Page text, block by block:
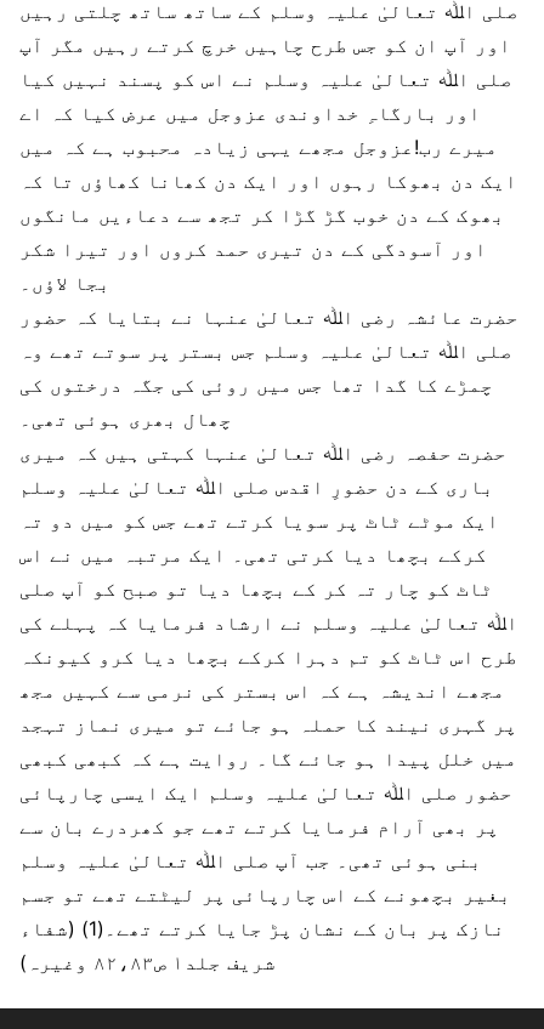
صلی اﷲ تعالیٰ علیہ وسلم کے ساتھ ساتھ چلتی رہیں
اور آپ ان کو جس طرح چاہیں خرچ کرتے رہیں مگر آپ
صلی اﷲ تعالیٰ علیہ وسلم نے اس کو پسند نہیں کیا
اور بارگاہِ خداوندی عزوجل میں عرض کیا کہ اے
میرے رب!عزوجل مجھے یہی زیادہ محبوب ہے کہ میں
ایک دن بھوکا رہوں اور ایک دن کھانا کھاؤں تا کہ
بھوک کے دن خوب گڑ گڑا کر تجھ سے دعاءیں مانگوں
اور آسودگی کے دن تیری حمد کروں اور تیرا شکر
بجا لاؤں۔
حضرت عائشہ رضی اﷲ تعالیٰ عنہا نے بتایا کہ حضور
صلی اﷲ تعالیٰ علیہ وسلم جس بستر پر سوتے تھے وہ
چمڑے کا گدا تھا جس میں روئی کی جگہ درختوں کی
چھال بھری ہوئی تھی۔
حضرت حفصہ رضی اﷲ تعالیٰ عنہا کہتی ہیں کہ میری
باری کے دن حضورِ اقدس صلی اﷲ تعالیٰ علیہ وسلم
ایک موٹے ٹاٹ پر سویا کرتے تھے جس کو میں دو تہ
کرکے بچھا دیا کرتی تھی۔ ایک مرتبہ میں نے اس
ٹاٹ کو چار تہ کر کے بچھا دیا تو صبح کو آپ صلی
اﷲ تعالیٰ علیہ وسلم نے ارشاد فرمایا کہ پہلے کی
طرح اس ٹاٹ کو تم دہرا کرکے بچھا دیا کرو کیونکہ
مجھے اندیشہ ہے کہ اس بستر کی نرمی سے کہیں مجھ
پر گہری نیند کا حملہ ہو جائے تو میری نماز تہجد
میں خلل پیدا ہو جائے گا۔ روایت ہے کہ کبھی کبھی
حضور صلی اﷲ تعالیٰ علیہ وسلم ایک ایسی چارپائی
پر بھی آرام فرمایا کرتے تھے جو کھردرے بان سے
بنی ہوئی تھی۔ جب آپ صلی اﷲ تعالیٰ علیہ وسلم
بغیر بچھونے کے اس چارپائی پر لیٹتے تھے تو جسم
نازک پر بان کے نشان پڑ جایا کرتے تھے۔(1) (شفاء
شریف جلد۱ ص۸۲،۸۳ وغیرہ)